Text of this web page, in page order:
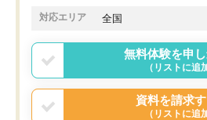
対応エリア 全国
無料体験を申
（リストに追
資料を請求
（リストに追